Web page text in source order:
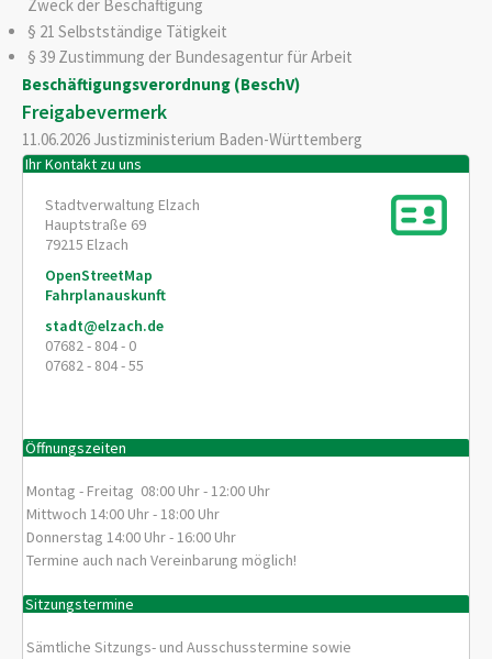
Zweck der Beschäftigung
§ 21 Selbstständige Tätigkeit
§ 39 Zustimmung der Bundesagentur für Arbeit
Beschäftigungsverordnung (BeschV)
Freigabevermerk
11.06.2026 Justizministerium Baden-Württemberg
Ihr Kontakt zu uns
Stadtverwaltung Elzach
Hauptstraße 69
79215 Elzach
OpenStreetMap
Fahrplanauskunft
stadt@elzach.de
07682 - 804 - 0
07682 - 804 - 55
Öffnungszeiten
Montag - Freitag 08:00 Uhr - 12:00 Uhr
Mittwoch 14:00 Uhr - 18:00 Uhr
Donnerstag 14:00 Uhr - 16:00 Uhr
Termine auch nach Vereinbarung möglich!
Sitzungstermine
Sämtliche Sitzungs- und Ausschusstermine sowie